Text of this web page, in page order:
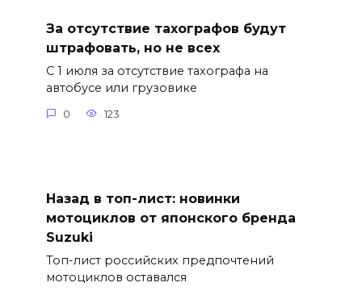
За отсутствие тахографов будут
штрафовать, но не всех
С 1 июля за отсутствие тахографа на
автобусе или грузовике
0 123
Назад в топ-лист: новинки
мотоциклов от японского бренда
Suzuki
Топ-лист российских предпочтений
мотоциклов оставался